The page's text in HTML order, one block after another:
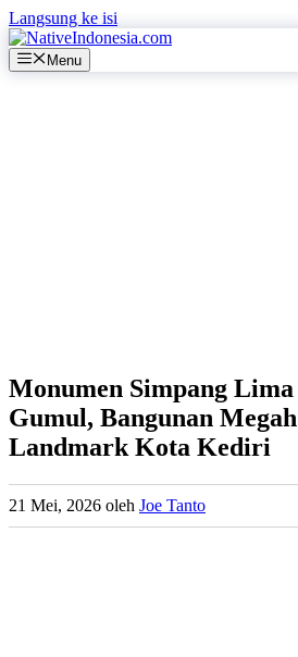
Langsung ke isi
Menu
Monumen Simpang Lima
Gumul, Bangunan Megah
Landmark Kota Kediri
21 Mei, 2026 oleh Joe Tanto